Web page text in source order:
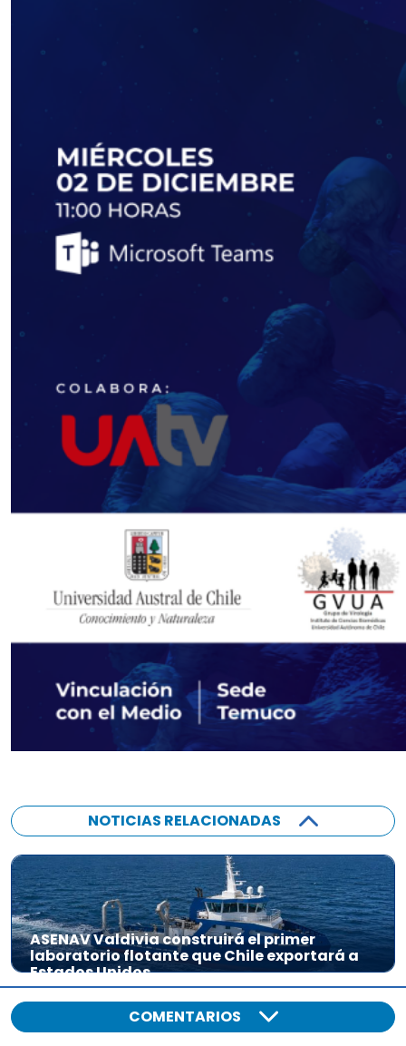
NOTICIAS RELACIONADAS
ASENAV Valdivia construirá el primer
laboratorio flotante que Chile exportará a
Estados Unidos
COMENTARIOS